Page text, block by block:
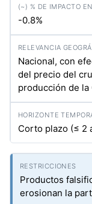
-0.8%
Nacional, con
del precio del
producción de la
Corto plazo (≤ 2
Productos
erosionan la